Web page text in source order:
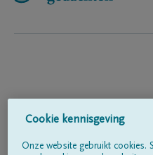
Cookie kennisgeving
Onze website gebruikt cookies.